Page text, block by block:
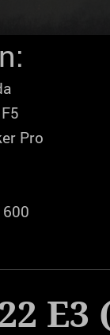
Pro
E3